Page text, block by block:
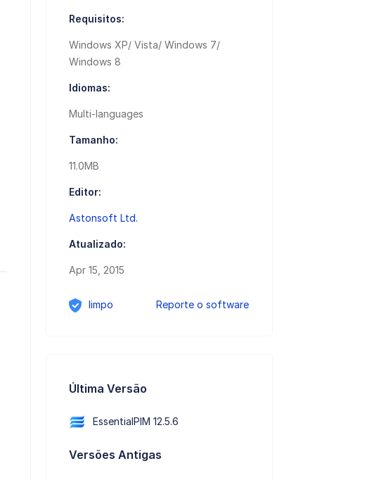
Requisitos:
Windows XP/ Vista/ Windows 7/
Windows 8
Idiomas:
Multi-languages
Tamanho:
11.0MB
Editor:
Astonsoft Ltd.
Atualizado:
Apr 15, 2015
limpo Reporte o software
Última Versão
EssentialPIM 12.5.6
Versões Antigas